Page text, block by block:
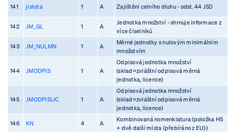
141 jistota 1 A Zajištění celního dluhu - odst. 44 JSD
142 JM_GL 1 A
Jednotka množství - shrnuje informace z
více číselníků
143 JM_NULMN 1 A
Měrné jednotky s nulovým minimálním
množstvím
144 JMODPIS 1 A
Odpisová jednotka množství
(sklad=zvláštní odpisová měrná
jednotka, licence)
145 JMODPISLIC 1 A
Odpisová jednotka množství
(sklad=zvláštní odpisová měrná
jednotka, licence)
146 KN 4 A
Kombinovaná nomenklatura (položka HS
+ dvě další místa {přebíráno z EU})